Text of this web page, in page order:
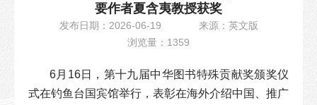
要作者夏含夷教授获奖
发布日期：2026-06-19
来源：英文版
浏览量：1359
6月16日，第十九届中华图书特殊贡献奖颁奖仪
式在钓鱼台国宾馆举行，表彰在海外介绍中国、推广